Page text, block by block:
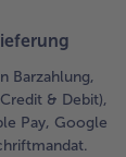
Barzahlung,
& Debit),
Pay, Google